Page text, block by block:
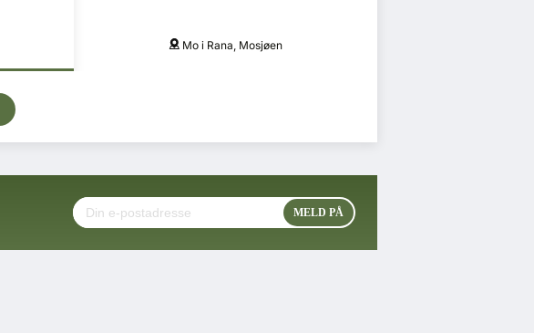
Mo i Rana, Mosjøen